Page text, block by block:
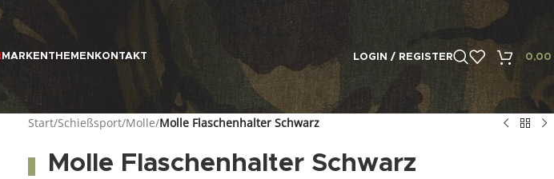
MARKEN THEMEN KONTAKT LOGIN / REGISTER 0,00
Start/Schießsport/Molle/Molle Flaschenhalter Schwarz
Molle Flaschenhalter Schwarz